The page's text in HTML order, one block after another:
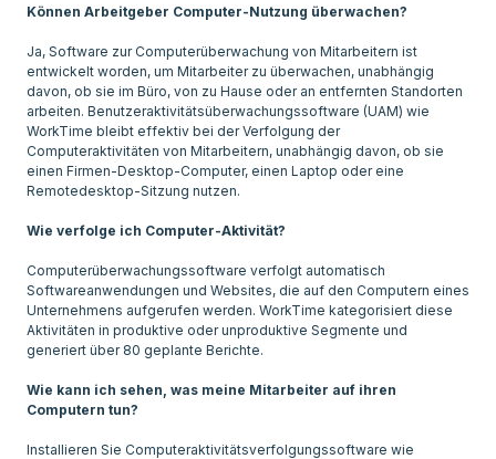
Können Arbeitgeber Computer-Nutzung überwachen?
Ja, Software zur Computerüberwachung von Mitarbeitern ist
entwickelt worden, um Mitarbeiter zu überwachen, unabhängig
davon, ob sie im Büro, von zu Hause oder an entfernten Standorten
arbeiten. Benutzeraktivitätsüberwachungssoftware (UAM) wie
WorkTime bleibt effektiv bei der Verfolgung der
Computeraktivitäten von Mitarbeitern, unabhängig davon, ob sie
einen Firmen-Desktop-Computer, einen Laptop oder eine
Remotedesktop-Sitzung nutzen.
Wie verfolge ich Computer-Aktivität?
Computerüberwachungssoftware verfolgt automatisch
Softwareanwendungen und Websites, die auf den Computern eines
Unternehmens aufgerufen werden. WorkTime kategorisiert diese
Aktivitäten in produktive oder unproduktive Segmente und
generiert über 80 geplante Berichte.
Wie kann ich sehen, was meine Mitarbeiter auf ihren
Computern tun?
Installieren Sie Computeraktivitätsverfolgungssoftware wie